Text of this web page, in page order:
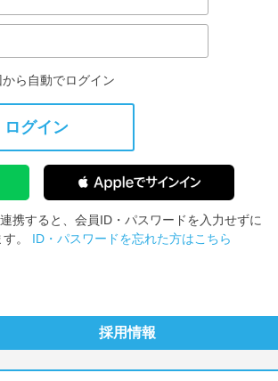
から自動でログイン
ログイン
携すると、会員ID・パスワードを入力せずに
。 ID・パスワードを忘れた方はこちら
採用情報